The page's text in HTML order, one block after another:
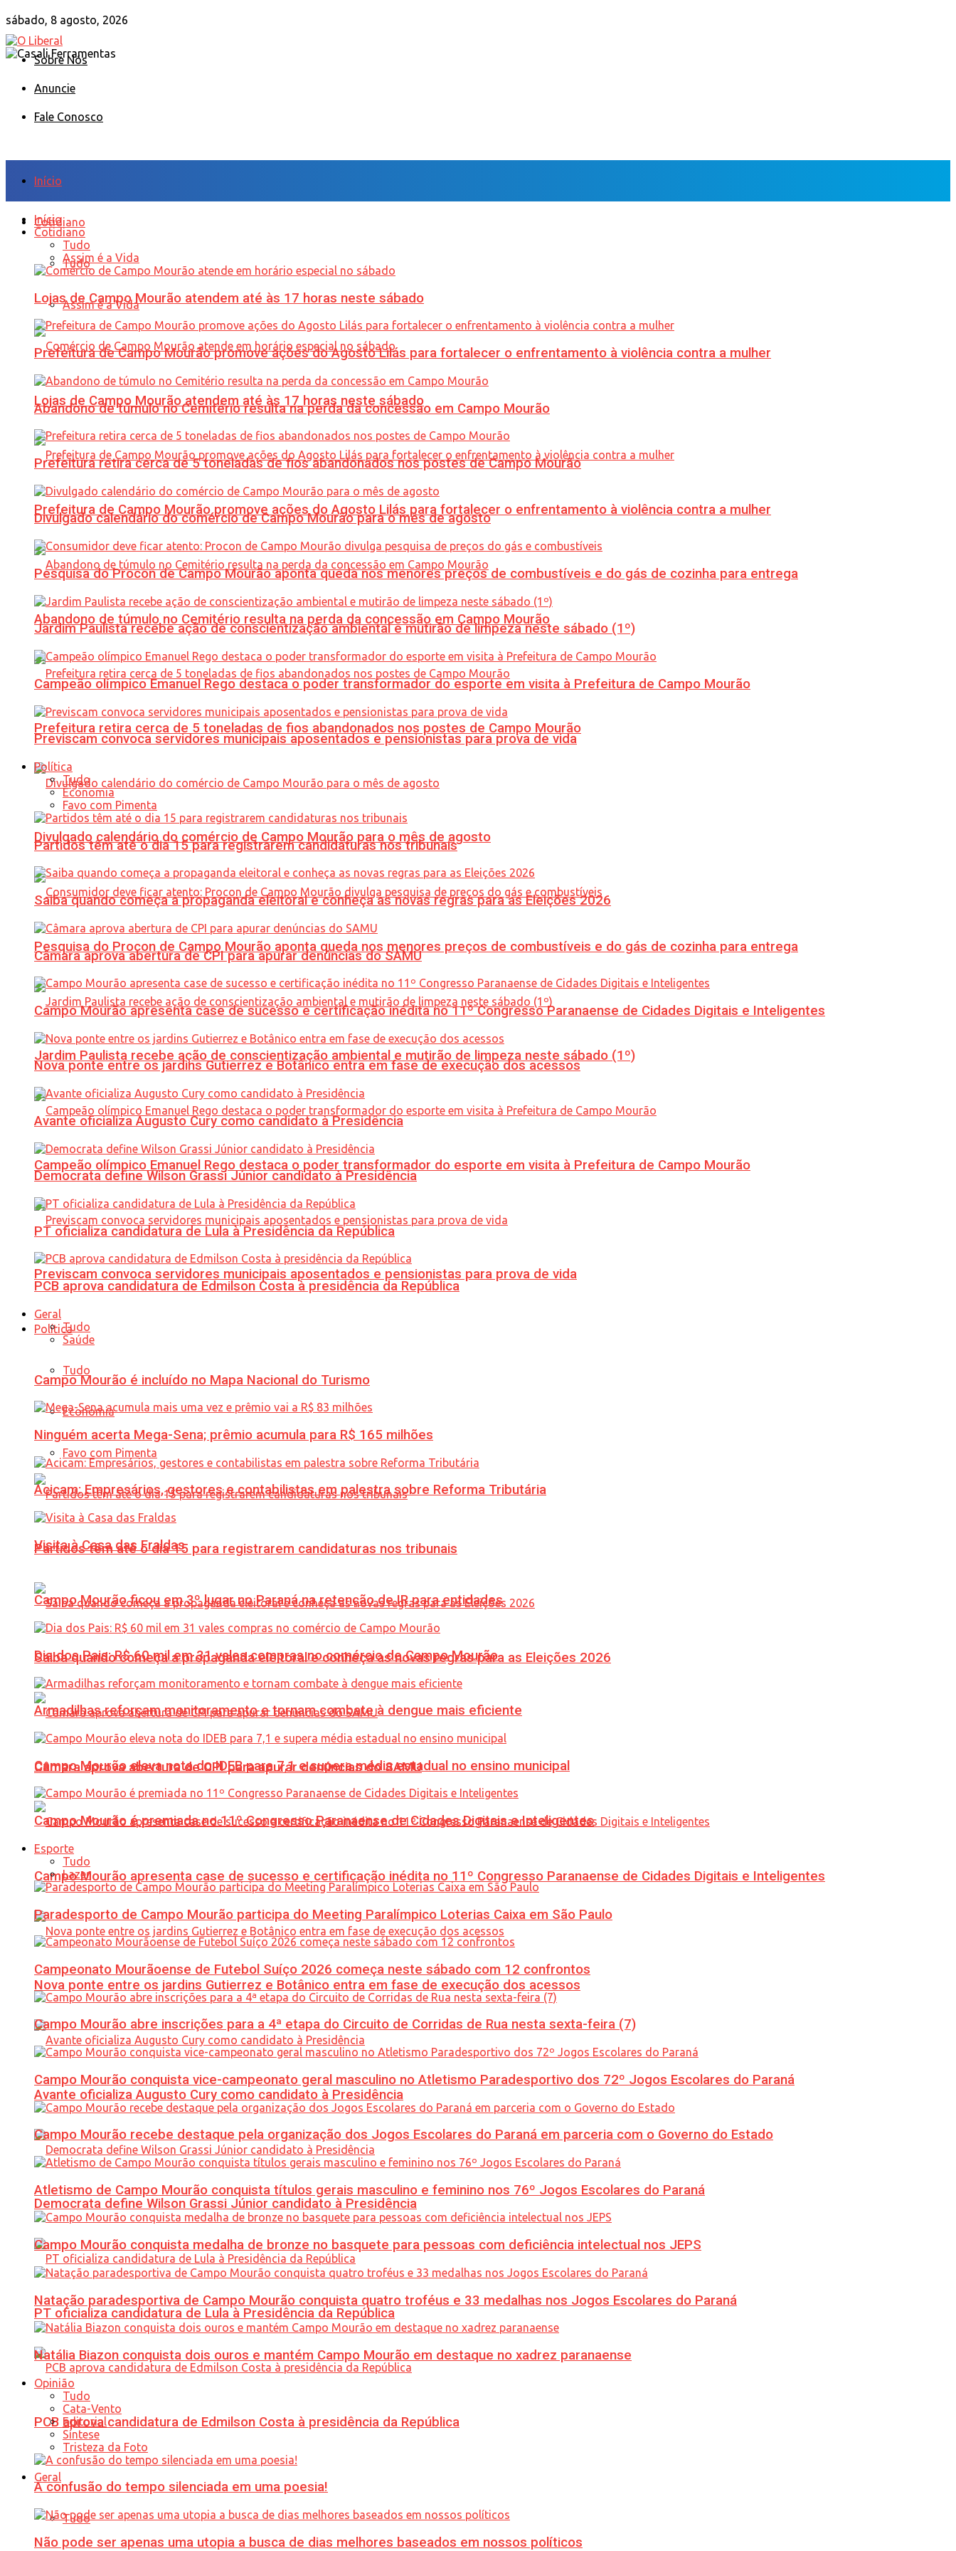
sábado, 8 agosto, 2026
Sobre Nós
Anuncie
Fale Conosco
Início
Cotidiano
Tudo
Assim é a Vida
Lojas de Campo Mourão atendem até às 17 horas neste sábado
Prefeitura de Campo Mourão promove ações do Agosto Lilás para fortalecer o enfrentamento à violência contra a mulher
Abandono de túmulo no Cemitério resulta na perda da concessão em Campo Mourão
Prefeitura retira cerca de 5 toneladas de fios abandonados nos postes de Campo Mourão
Divulgado calendário do comércio de Campo Mourão para o mês de agosto
Pesquisa do Procon de Campo Mourão aponta queda nos menores preços de combustíveis e do gás de cozinha para entrega
Jardim Paulista recebe ação de conscientização ambiental e mutirão de limpeza neste sábado (1º)
Campeão olímpico Emanuel Rego destaca o poder transformador do esporte em visita à Prefeitura de Campo Mourão
Previscam convoca servidores municipais aposentados e pensionistas para prova de vida
Política
Tudo
Economia
Favo com Pimenta
Partidos têm até o dia 15 para registrarem candidaturas nos tribunais
Saiba quando começa a propaganda eleitoral e conheça as novas regras para as Eleições 2026
Câmara aprova abertura de CPI para apurar denúncias do SAMU
Campo Mourão apresenta case de sucesso e certificação inédita no 11º Congresso Paranaense de Cidades Digitais e Inteligentes
Nova ponte entre os jardins Gutierrez e Botânico entra em fase de execução dos acessos
Avante oficializa Augusto Cury como candidato à Presidência
Democrata define Wilson Grassi Júnior candidato à Presidência
PT oficializa candidatura de Lula à Presidência da República
PCB aprova candidatura de Edmilson Costa à presidência da República
Geral
Tudo
Início
Cotidiano
Tudo
Assim é a Vida
Lojas de Campo Mourão atendem até às 17 horas neste sábado
Prefeitura de Campo Mourão promove ações do Agosto Lilás para fortalecer o enfrentamento à violência contra a mulher
Abandono de túmulo no Cemitério resulta na perda da concessão em Campo Mourão
Prefeitura retira cerca de 5 toneladas de fios abandonados nos postes de Campo Mourão
Divulgado calendário do comércio de Campo Mourão para o mês de agosto
Pesquisa do Procon de Campo Mourão aponta queda nos menores preços de combustíveis e do gás de cozinha para entrega
Jardim Paulista recebe ação de conscientização ambiental e mutirão de limpeza neste sábado (1º)
Campeão olímpico Emanuel Rego destaca o poder transformador do esporte em visita à Prefeitura de Campo Mourão
Previscam convoca servidores municipais aposentados e pensionistas para prova de vida
Política
Tudo
Economia
Favo com Pimenta
Partidos têm até o dia 15 para registrarem candidaturas nos tribunais
Saiba quando começa a propaganda eleitoral e conheça as novas regras para as Eleições 2026
Câmara aprova abertura de CPI para apurar denúncias do SAMU
Campo Mourão apresenta case de sucesso e certificação inédita no 11º Congresso Paranaense de Cidades Digitais e Inteligentes
Nova ponte entre os jardins Gutierrez e Botânico entra em fase de execução dos acessos
Avante oficializa Augusto Cury como candidato à Presidência
Democrata define Wilson Grassi Júnior candidato à Presidência
PT oficializa candidatura de Lula à Presidência da República
PCB aprova candidatura de Edmilson Costa à presidência da República
Geral
Tudo
Saúde
Campo Mourão é incluído no Mapa Nacional do Turismo
Ninguém acerta Mega-Sena; prêmio acumula para R$ 165 milhões
Acicam: Empresários, gestores e contabilistas em palestra sobre Reforma Tributária
Visita à Casa das Fraldas
Campo Mourão ficou em 3º lugar no Paraná na retenção de IR para entidades
Dia dos Pais: R$ 60 mil em 31 vales compras no comércio de Campo Mourão
Armadilhas reforçam monitoramento e tornam combate à dengue mais eficiente
Campo Mourão eleva nota do IDEB para 7,1 e supera média estadual no ensino municipal
Campo Mourão é premiada no 11º Congresso Paranaense de Cidades Digitais e Inteligentes
Esporte
Tudo
Lazer
Paradesporto de Campo Mourão participa do Meeting Paralímpico Loterias Caixa em São Paulo
Campeonato Mourãoense de Futebol Suíço 2026 começa neste sábado com 12 confrontos
Campo Mourão abre inscrições para a 4ª etapa do Circuito de Corridas de Rua nesta sexta-feira (7)
Campo Mourão conquista vice-campeonato geral masculino no Atletismo Paradesportivo dos 72º Jogos Escolares do Paraná
Campo Mourão recebe destaque pela organização dos Jogos Escolares do Paraná em parceria com o Governo do Estado
Atletismo de Campo Mourão conquista títulos gerais masculino e feminino nos 76º Jogos Escolares do Paraná
Campo Mourão conquista medalha de bronze no basquete para pessoas com deficiência intelectual nos JEPS
Natação paradesportiva de Campo Mourão conquista quatro troféus e 33 medalhas nos Jogos Escolares do Paraná
Natália Biazon conquista dois ouros e mantém Campo Mourão em destaque no xadrez paranaense
Opinião
Tudo
Cata-Vento
Editorial
Síntese
Tristeza da Foto
A confusão do tempo silenciada em uma poesia!
Não pode ser apenas uma utopia a busca de dias melhores baseados em nossos políticos